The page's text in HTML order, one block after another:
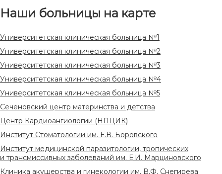
Наши больницы на карте
Университетская клиническая больница №1
Университетская клиническая больница №2
Университетская клиническая больница №3
Университетская клиническая больница №4
Университетская клиническая больница №5
Сеченовский центр материнства и детства
Центр Кардиоангиологии (НПЦИК)
Институт Стоматологии им. Е.В. Боровского
Институт медицинской паразитологии, тропических
и трансмиссивных заболеваний им. Е.И. Марциновского
Клиника акушерства и гинекологии им. В.Ф. Снегирева